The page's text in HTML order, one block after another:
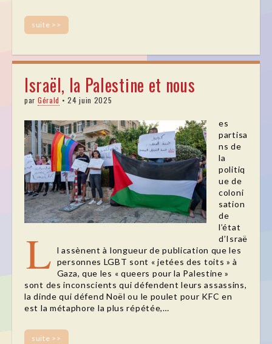
suite >>
Israël, la Palestine et nous
par Gérald •24 juin 2025
L
es
partisa
ns de
la
politiq
ue de
coloni
sation
de
l’état
d’Israë
l assènent à longueur de publication que les
personnes LGBT sont « jetées des toits » à
Gaza, que les « queers pour la Palestine »
sont des inconscients qui défendent leurs assassins,
la dinde qui défend Noël ou le poulet pour KFC en
est la métaphore la plus répétée,…
suite >>